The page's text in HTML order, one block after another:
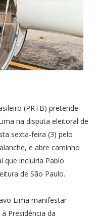
(PRTB) pretende
na disputa eleitoral de
sexta-feira (3) pelo
e abre caminho
que incluiria Pablo
de São Paulo.
Lima manifestar
Presidência da